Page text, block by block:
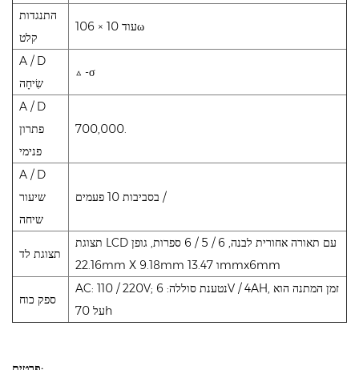
התנגדות
קלט
עוד 10 × 106ω
A / D
שִׂיחָה
△ -σ
A / D
פתרון
פנימי
700,000.
A / D
שיעור
שיחה
בסביבות 10 פעמים /
תצוגת לד
תצוגת LCD עם תאורה אחורית לבנה, 6 / 5 / 6 ספרות, גופן
22.16mm X 9.18mm ו 13.47mmx6mm
ספק כוח
AC: 110 / 220V; נטענת סוללה: 6V / 4AH, זמן המתנה הוא
על 70h